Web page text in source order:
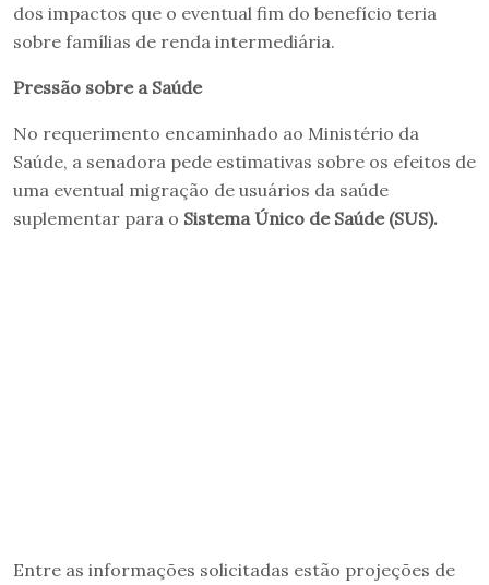
dos impactos que o eventual fim do benefício teria
sobre famílias de renda intermediária.
Pressão sobre a Saúde
No requerimento encaminhado ao Ministério da
Saúde, a senadora pede estimativas sobre os efeitos de
uma eventual migração de usuários da saúde
suplementar para o Sistema Único de Saúde (SUS).
Entre as informações solicitadas estão projeções de